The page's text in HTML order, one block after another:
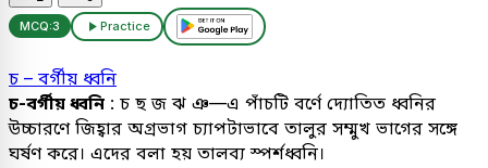
MCQ:3 Practice
চ – বর্গীয় ধ্বনি
চ-বর্গীয় ধ্বনি : চ ছ জ ঝ ঞ—এ পাঁচটি বর্ণে দ্যোতিত ধ্বনির
উচ্চারণে জিহ্বার অগ্রভাগ চ্যাপটাভাবে তালুর সম্মুখ ভাগের সঙ্গে
ঘর্ষণ করে। এদের বলা হয় তালব্য স্পর্শধ্বনি।